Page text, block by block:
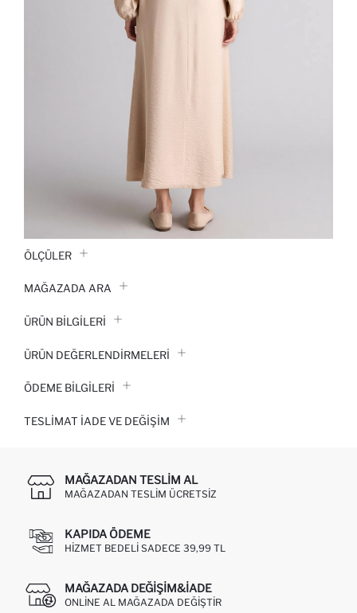
ÖLÇÜLER
MAĞAZADA ARA
ÜRÜN BILGILERI
ÜRÜN DEĞERLENDİRMELERİ
ÖDEME BİLGİLERİ
TESLIMAT İADE VE DEĞIŞIM
MAĞAZADAN TESLIM AL
MAĞAZADAN TESLIM ÜCRETSIZ
KAPIDA ÖDEME
HIZMET BEDELI SADECE 39,99 TL
MAĞAZADA DEĞIŞIM&İADE
ONLINE AL MAĞAZADA DEĞIŞTIR